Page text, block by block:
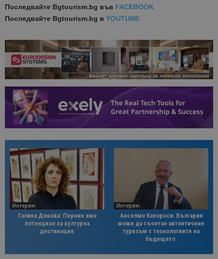
Последвайте Bgtourism.bg във FACEBOOK
Последвайте Bgtourism.bg в YOUTUBE
Интервю
Галина Декова: Перник има
потенциал за културна
дестинация
Интервю
Анселмо Капороси: България
може да съчетае автентичния
туризъм с технологиите на
бъдещето